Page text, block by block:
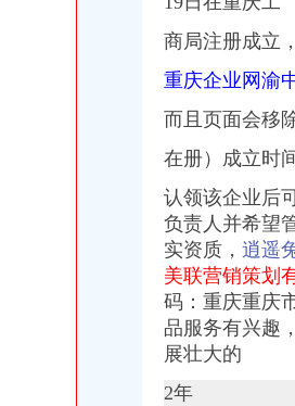
公司对外投资暨关联交易公告_财经_
重庆天地业有限责任公司部分股权暨
公司对外投资暨关联交易公告_财经_
子公司重庆天地业有限责任公司对其
县同正小额贷款有限责任公司股权的提
银员_华润置地（重庆）有限公司招聘信
组图）（2）-地产新闻-重庆乐居网
亿接盘重庆天地土储大礼包_搜狐财经_
司重庆天地业有限责任公司对其控股
计师招聘信息】-重庆58同城
商局注册成立
重庆企业网渝
而且页面会移
在册）成立时
认领该企业后
负责人并希望
实资质， 逍遥
美联营销策划
码：重庆重庆
品服务有兴趣
展壮大的
2年